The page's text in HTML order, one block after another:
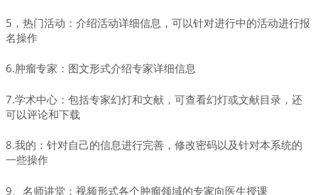
5，热门活动：介绍活动详细信息，可以针对进行中的活动进行报
名操作
6.肿瘤专家：图文形式介绍专家详细信息
7.学术中心：包括专家幻灯和文献，可查看幻灯或文献目录，还
可以评论和下载
8.我的：针对自己的信息进行完善，修改密码以及针对本系统的
一些操作
9、名师讲堂：视频形式各个肿瘤领域的专家向医生授课